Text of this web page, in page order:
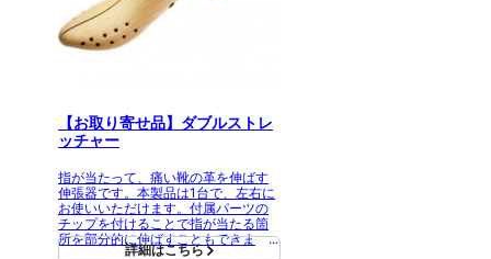
【お取り寄せ品】ダブルストレ
ッチャー
指が当たって、痛い靴の革を伸ばす
伸張器です。本製品は1台で、左右に
お使いいただけます。付属パーツの
チップを付けることで指が当たる箇
所を部分的に伸ばすこともできま
詳細はこちら